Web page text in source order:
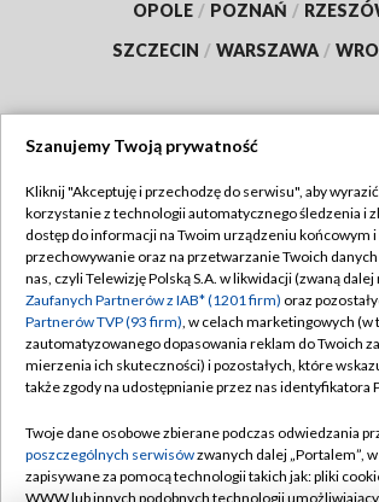
OPOLE / POZNAŃ /
SZCZECIN / WARSZAWA /
TVP
Abonament TVP
Emisja w TVP
Centrum informacji TVP
Naziemna Telewizja Cyfrowa
Rada Programowa
System NOS
Regulamin TVP
Polityka prywatności
Moje zgody
Pomoc
Kontakt
Szanujemy Twoją prywatność
Kliknij "Akceptuję i przechodzę do serwisu", aby
korzystanie z technologii automatycznego śledzenia i
dostęp do informacji na Twoim urządzeniu końcowym i
przechowywanie oraz na przetwarzanie Twoich
nas, czyli Telewizję Polską S.A. w likwidacji (zwaną dalej
Zaufanych Partnerów z IAB* (1201 firm) oraz
Partnerów TVP (93 firm), w celach marketingowych (w
zautomatyzowanego dopasowania reklam do Twoich
mierzenia ich skuteczności) i pozostałych, które
także zgody na udostępnianie przez nas identyfikatora
Twoje dane osobowe zbierane podczas odwiedzania
poszczególnych serwisówzwanych dalej „Portalem”,
zapisywane za pomocą technologii takich jak: pliki
WWW lub innych podobnych technologii